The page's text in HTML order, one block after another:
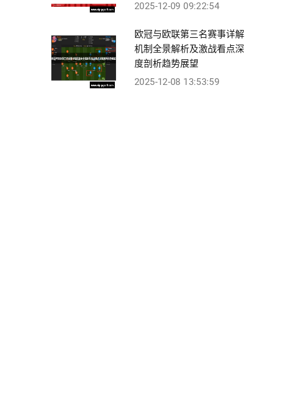
2025-12-09 09:22:54
欧冠与欧联第三名赛事详解
机制全景解析及激战看点深
度剖析趋势展望
2025-12-08 13:53:59